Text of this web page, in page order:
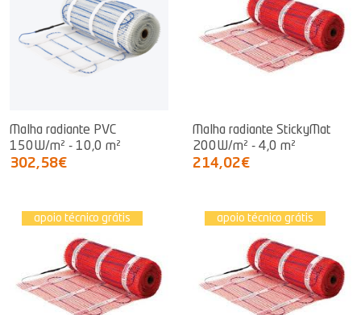
Malha radiante PVC
150W/m² - 10,0 m²
302,58€
Malha radiante StickyMat
200W/m² - 4,0 m²
214,02€
apoio técnico grátis apoio técnico grátis